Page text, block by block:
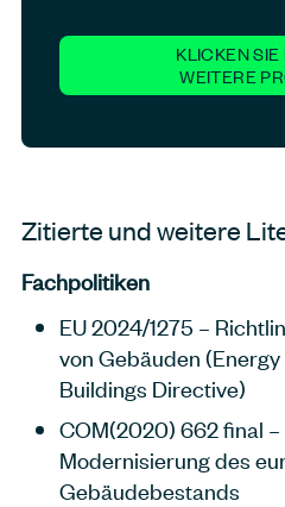
KLICKEN SIE
WEITERE
Zitierte und weitere
Fachpolitiken
EU 2024/1275 –
von Gebäuden
Buildings Directive)
COM(2020) 662 final –
Modernisierung des
Gebäudebestands